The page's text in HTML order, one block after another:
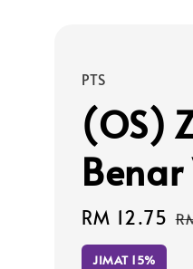
PTS
(OS)
Sale
price
RM 12.75
JIMAT 15%